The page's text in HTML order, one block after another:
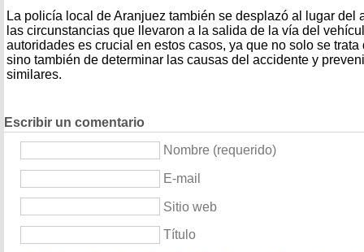
La policía local de Aranjuez también se desplazó al lugar del
las circunstancias que llevaron a la salida de la vía del
autoridades es crucial en estos casos, ya que no solo se
sino también de determinar las causas del accidente y
similares.
Escribir un comentario
Nombre (requerido)
E-mail
Sitio web
Título